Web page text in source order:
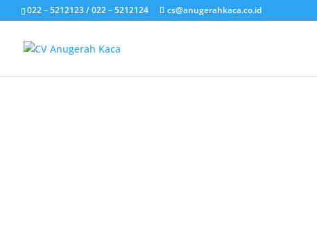
022 – 5212123 / 022 – 5212124 cs@anugerahkaca.co.id